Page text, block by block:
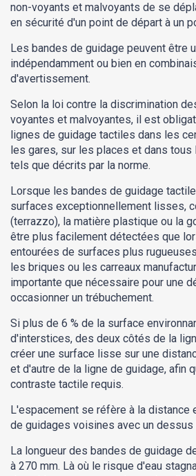
non-voyants et malvoyants de se
en sécurité d'un point de départ à un
Les bandes de guidage peuvent être
indépendamment ou bien en
d'avertissement.
Selon la loi contre la discrimination
voyantes et malvoyantes, il est
lignes de guidage tactiles dans les
les gares, sur les places et dans
tels que décrits par la norme.
Lorsque les bandes de guidage
surfaces exceptionnellement lisses,
(terrazzo), la matière plastique ou la
être plus facilement détectées que
entourées de surfaces plus
les briques ou les carreaux
importante que nécessaire pour une
occasionner un trébuchement.
Si plus de 6 % de la surface
d'interstices, des deux côtés de la
créer une surface lisse sur une
et d'autre de la ligne de guidage, afin
contraste tactile requis.
L'espacement se réfère à la distance
de guidages voisines avec un dessus
La longueur des bandes de guidage
à 270 mm. Là où le risque d'eau